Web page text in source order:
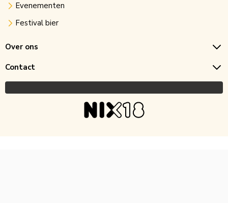
Evenementen
Festival bier
Over ons
Contact